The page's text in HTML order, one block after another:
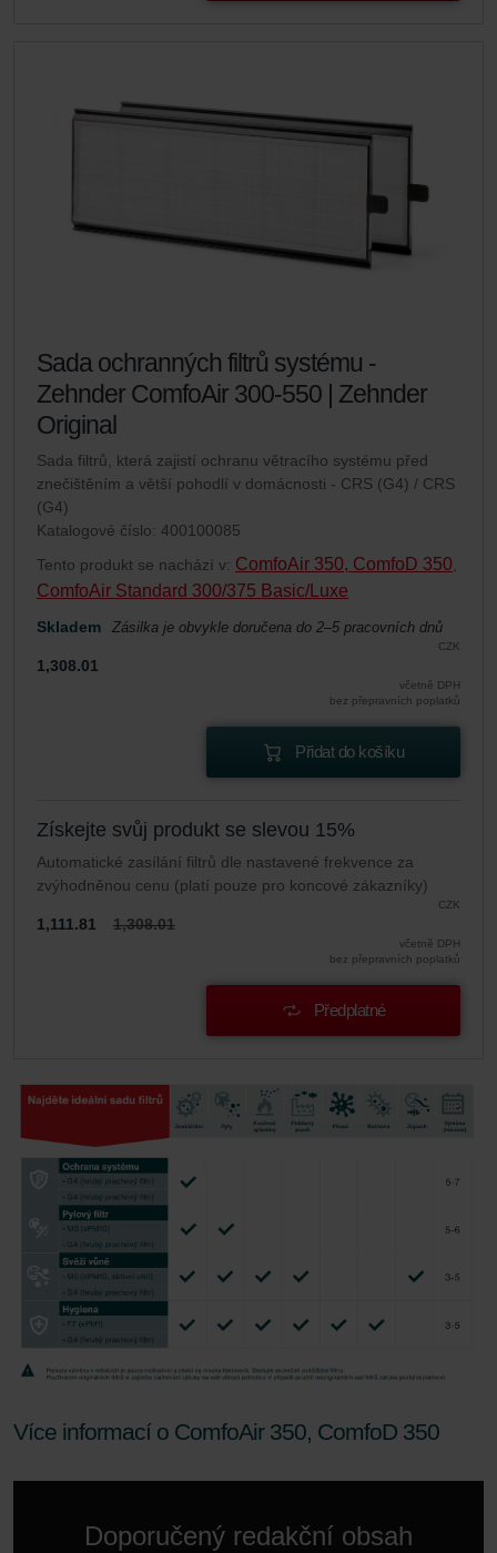
Sada ochranných filtrů systému -
Zehnder ComfoAir 300-550 | Zehnder
Original
Sada filtrů, která zajistí ochranu větracího systému před
znečištěním a větší pohodlí v domácnosti - CRS (G4) / CRS
(G4)
Katalogové číslo: 400100085
Tento produkt se nachází v: ComfoAir 350, ComfoD 350
ComfoAir Standard 300/375 Basic/Luxe
Skladem Zásilka je obvykle doručena do 2–5 pracovních dnů
CZK
1,308.01
včetně DPH
bez přepravních poplatků
Přidat do košíku
Získejte svůj produkt se slevou 15%
Automatické zasílání filtrů dle nastavené frekvence za
zvýhodněnou cenu (platí pouze pro koncové zákazníky)
CZK
1,111.81 1,308.01
včetně DPH
bez přepravních poplatků
Předplatné
Více informací o ComfoAir 350, ComfoD 350
Doporučený redakční obsah